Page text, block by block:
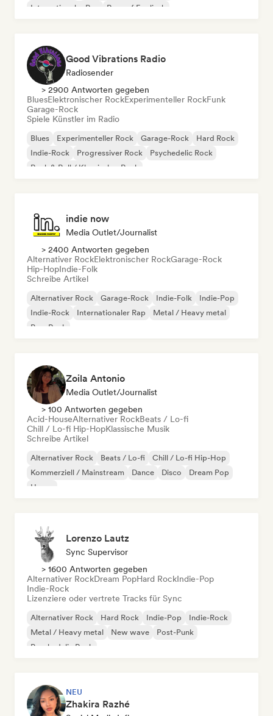
Internationaler Rap
Rap auf Englisch
Good Vibrations Radio
Radiosender
> 2900 Antworten gegeben
BluesElektronischer RockExperimenteller RockFunk
Garage-Rock
Spiele Künstler im Radio
Blues Experimenteller Rock Garage-Rock
Hard Rock
Indie-Rock
Progressiver Rock
Psychedelic Rock
Rock & Roll / Klassischer Rock
indie now
Media Outlet/Journalist
> 2400 Antworten gegeben
Alternativer RockElektronischer RockGarage-Rock
Hip-HopIndie-Folk
Schreibe Artikel
Alternativer Rock Garage-Rock Indie-Folk
Indie-Pop
Indie-Rock
Internationaler Rap
Metal / Heavy metal
Pop-Rock
Zoila Antonio
Media Outlet/Journalist
> 100 Antworten gegeben
Acid-HouseAlternativer RockBeats / Lo-fi
Chill / Lo-fi Hip-HopKlassische Musik
Schreibe Artikel
Alternativer Rock Beats / Lo-fi
Chill / Lo-fi Hip-Hop
Kommerziell / Mainstream
Dance Disco
Dream Pop
House
Lorenzo Lautz
Sync Supervisor
> 1600 Antworten gegeben
Alternativer RockDream PopHard RockIndie-Pop
Indie-Rock
Lizenziere oder vertrete Tracks für Sync
Alternativer Rock Hard Rock Indie-Pop
Indie-Rock
Metal / Heavy metal
New wave
Post-Punk
Psychedelic Rock
NEU
Zhakira Razhé